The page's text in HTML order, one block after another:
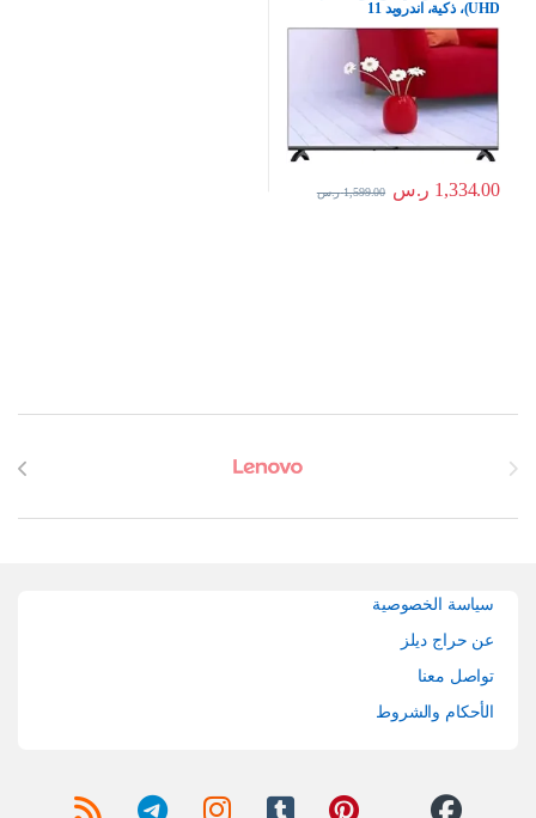
UHD)، ذكية، اندرويد 11
1,334.00 ر.س 1,599.00 ر.س
سياسة الخصوصية
عن حراج ديلز
تواصل معنا
الأحكام والشروط